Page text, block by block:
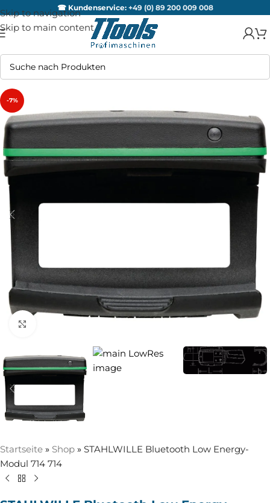
Skip to navigation
Skip to main content
☎ Kundenservice: +49 (0) 89 200 009 008
-7%
Startseite » Shop » STAHLWILLE Bluetooth Low Energy-
Modul 714 714